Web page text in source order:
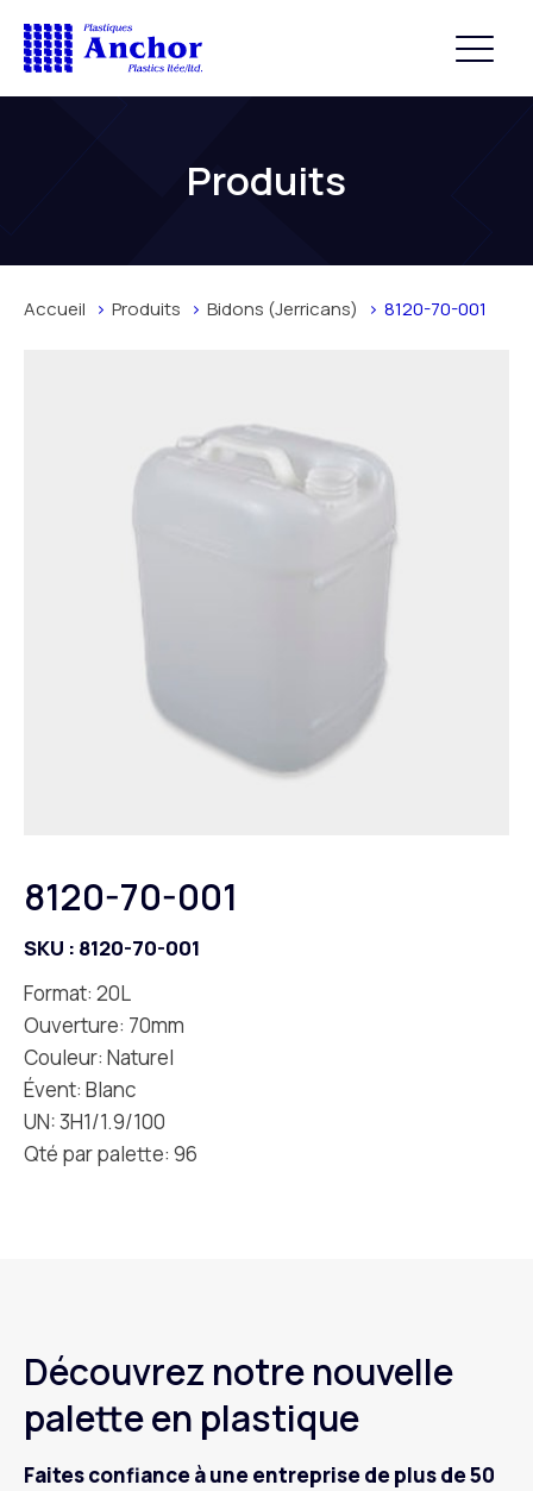
Produits
Accueil Produits Bidons (Jerricans) 8120-70-001
8120-70-001
SKU : 8120-70-001
Format: 20L
Ouverture: 70mm
Couleur: Naturel
Évent: Blanc
UN: 3H1/1.9/100
Qté par palette: 96
Découvrez notre nouvelle
palette en plastique
Faites confiance à une entreprise de plus de 50